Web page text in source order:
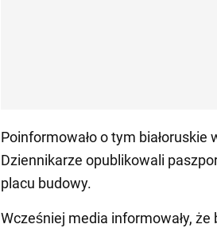
Poinformowało o tym białoruskie
Dziennikarze opublikowali
placu budowy.
Wcześniej media informowały,